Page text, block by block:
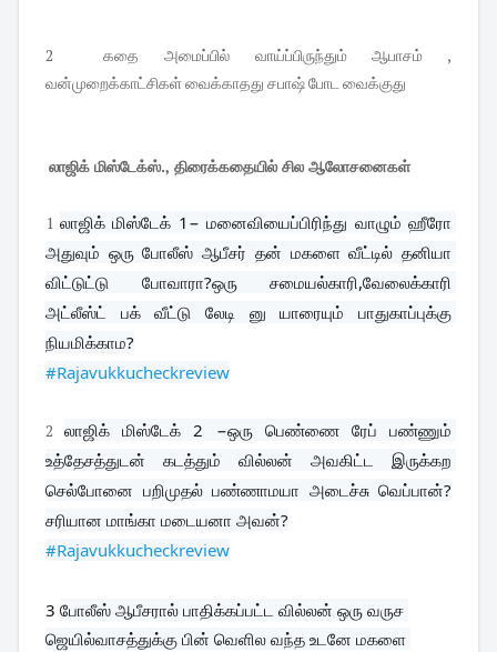
2 கதை அமைப்பில் வாய்ப்பிருந்தும் ஆபாசம் ,
வன்முறைக்காட்சிகள் வைக்காதது சபாஷ் போட வைக்குது
லாஜிக் மிஸ்டேக்ஸ்., திரைக்கதையில் சில ஆலோசனைகள்
1 லாஜிக் மிஸ்டேக் 1− மனைவியைப்பிரிந்து வாழும் ஹீரோ
அதுவும் ஒரு போலீஸ் ஆபீசர் தன் மகளை வீட்டில் தனியா
விட்டுட்டு போவாரா?ஒரு சமையல்காரி,வேலைக்காரி
அட்லீஸ்ட் பக் வீட்டு லேடி னு யாரையும் பாதுகாப்புக்கு
நியமிக்காம?
#Rajavukkucheckreview
2லாஜிக் மிஸ்டேக் 2 −ஒரு பெண்ணை ரேப் பண்ணும்
உத்தேசத்துடன் கடத்தும் வில்லன் அவகிட்ட இருக்கற
செல்போனை பறிமுதல் பண்ணாமயா அடைச்சு வெப்பான்?
சரியான மாங்கா மடையனா அவன்?
#Rajavukkucheckreview
3 போலீஸ் ஆபீசரால் பாதிக்கப்பட்ட வில்லன் ஒரு வருச
ஜெயில்வாசத்துக்கு பின் வெளில வந்த உடனே மகளை